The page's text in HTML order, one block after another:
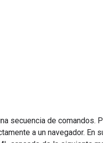
secuencia de comandos.
a un navegador. En